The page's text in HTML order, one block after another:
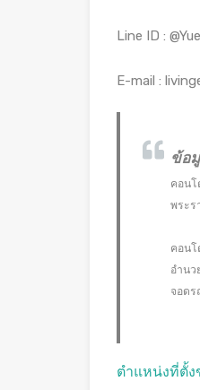
Line ID :
E-mail :
ข้อ
คอนโ
พระร
คอนโ
อำนว
จอดร
ตำแหน่งที่ตั้ง